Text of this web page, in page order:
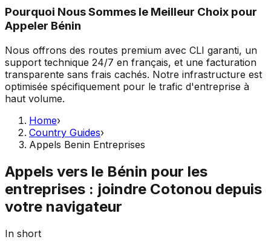
Pourquoi Nous Sommes le Meilleur Choix pour
Appeler Bénin
Nous offrons des routes premium avec CLI garanti, un
support technique 24/7 en français, et une facturation
transparente sans frais cachés. Notre infrastructure est
optimisée spécifiquement pour le trafic d'entreprise à
haut volume.
Home›
Country Guides›
Appels Benin Entreprises
Appels vers le Bénin pour les
entreprises : joindre Cotonou depuis
votre navigateur
In short